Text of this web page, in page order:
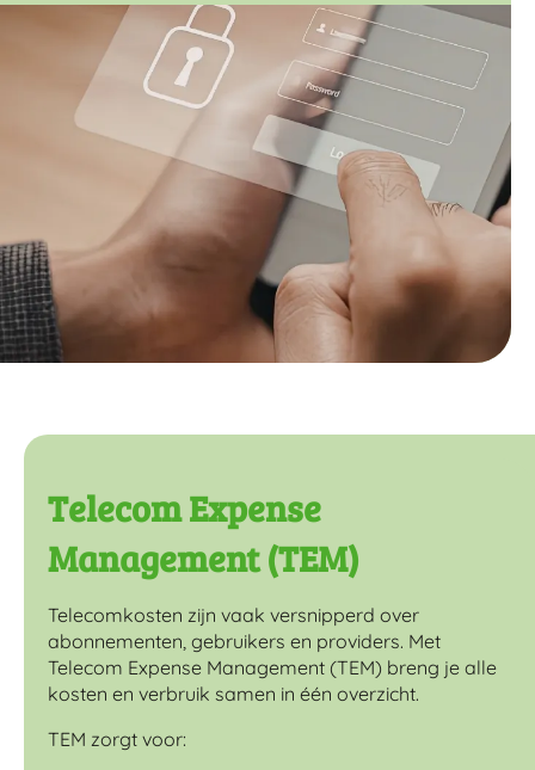
Telecom Expense
Management (TEM)
Telecomkosten zijn vaak versnipperd over
abonnementen, gebruikers en providers. Met
Telecom Expense Management (TEM) breng je alle
kosten en verbruik samen in één overzicht.
TEM zorgt voor: